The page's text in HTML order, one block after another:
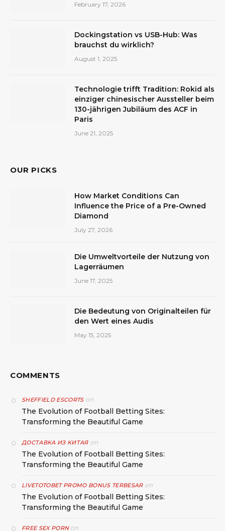
February 17, 2026
Dockingstation vs USB-Hub: Was
brauchst du wirklich?
August 1, 2025
Technologie trifft Tradition: Rokid als
einziger chinesischer Aussteller beim
130-jährigen Jubiläum des ACF in
Paris
June 21, 2025
OUR PICKS
How Market Conditions Can
Influence the Price of a Pre-Owned
Diamond
July 27, 2026
Die Umweltvorteile der Nutzung von
Lagerräumen
June 17, 2025
Die Bedeutung von Originalteilen für
den Wert eines Audis
May 15, 2025
COMMENTS
SHEFFIELD ESCORTSon
The Evolution of Football Betting Sites:
Transforming the Beautiful Game
ДОСТАВКА ИЗ КИТАЯon
The Evolution of Football Betting Sites:
Transforming the Beautiful Game
LIVETOTOBET PROMO BONUS TERBESARon
The Evolution of Football Betting Sites:
Transforming the Beautiful Game
FREE SEX PORNon